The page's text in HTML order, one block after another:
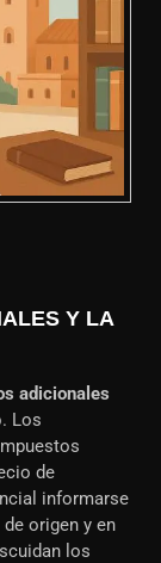
Y LA
adicionales
Los
de
informarse
origen y en
los